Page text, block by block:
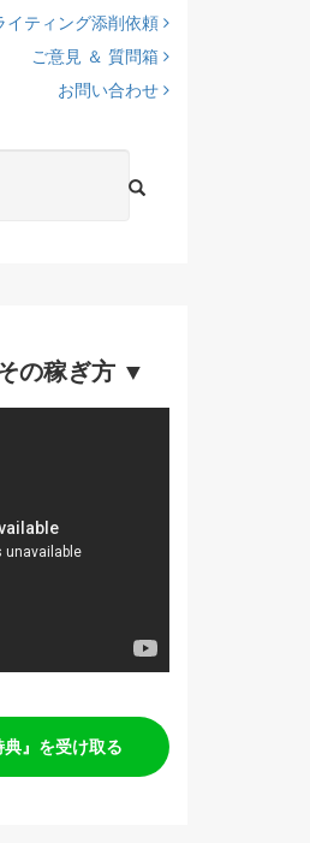
イティング添削依頼
ご意見 ＆ 質問箱
お問い合わせ
の稼ぎ方 ▼
』を受け取る